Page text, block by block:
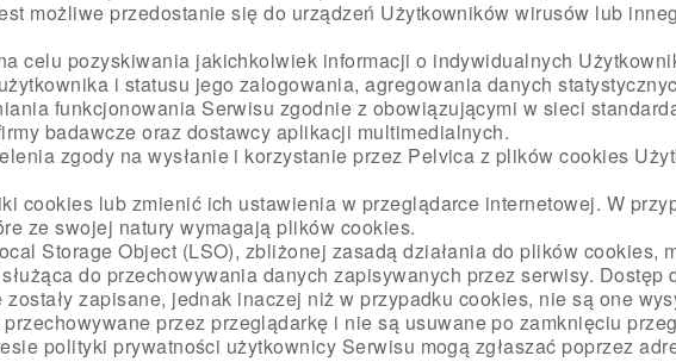
możliwe przedostanie się do urządzeń Użytkowników wirusów lub
celu pozyskiwania jakichkolwiek informacji o indywidualnych
i statusu jego zalogowania, agregowania danych
funkcjonowania Serwisu zgodnie z obowiązującymi w sieci
badawcze oraz dostawcy aplikacji multimedialnych.
zgody na wysłanie i korzystanie przez Pelvica z plików cookies
cookies lub zmienić ich ustawienia w przeglądarce internetowej. W
ze swojej natury wymagają plików cookies.
Storage Object (LSO), zbliżonej zasadą działania do plików cookies,
do przechowywania danych zapisywanych przez serwisy.
zapisane, jednak inaczej niż w przypadku cookies, nie są one
przechowywane przez przeglądarkę i nie są usuwane po zamknięciu
polityki prywatności użytkownicy Serwisu mogą zgłaszać poprzez